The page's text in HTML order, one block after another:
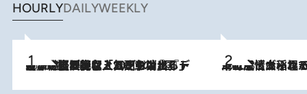
HOURLYDAILYWEEKLY
2026.8.5
【なぜ吉沢亮は「気配を消せる」のか？】興行収入208億の『国宝』を経て挑むミュージカル『ディア・エヴァン・ハンセン』。トップ俳優が舞台上でさらけ出した“孤独”とは 2026.8.5
下町風情あふれる台北屈指の人気エリア・大稲埕でセンスのいい台湾土産《ヴ